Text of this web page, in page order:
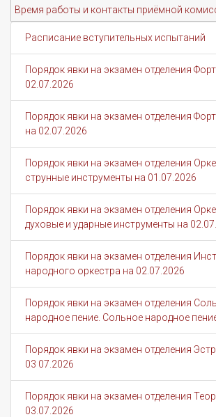
Время работы и контакты приёмной
Расписание вступительных испытаний
Порядок явки на экзамен отделения
02.07.2026
Порядок явки на экзамен отделения
на 02.07.2026
Порядок явки на экзамен отделения
струнные инструменты на 01.07.2026
Порядок явки на экзамен отделения
духовые и ударные инструменты на
Порядок явки на экзамен отделения
народного оркестра на 02.07.2026
Порядок явки на экзамен отделения
народное пение. Сольное народное
Порядок явки на экзамен отделения
03 07.2026
Порядок явки на экзамен отделения
03.07.2026